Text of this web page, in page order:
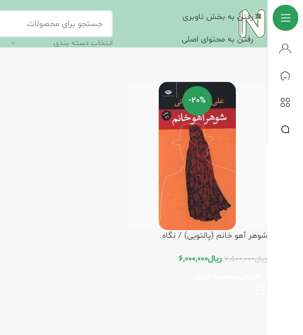
رفتن به بخش ناوبری
رفتن به محتوای اصلی
انتخاب دسته بندی
-20%
شوهر آهو خانم (پالتویی) / نگاه
ریال7,500,000 ریال6,000,000